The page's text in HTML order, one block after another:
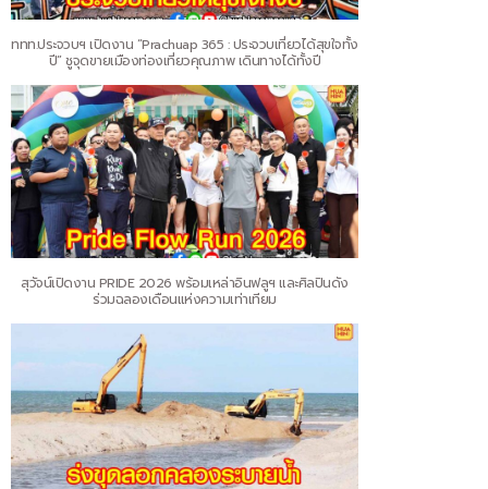
ททท.ประจวบฯ เปิดงาน “Prachuap 365 : ประจวบเที่ยวได้สุขใจทั้ง
ปี” ชูจุดขายเมืองท่องเที่ยวคุณภาพ เดินทางได้ทั้งปี
สุวัจน์เปิดงาน PRIDE 2026 พร้อมเหล่าอินฟลูฯ และศิลปินดัง
ร่วมฉลองเดือนแห่งความเท่าเทียม